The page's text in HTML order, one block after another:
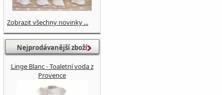
Zobrazit všechny novinky ...
Nejprodávanější zboží
Linge Blanc - Toaletní voda z
Provence